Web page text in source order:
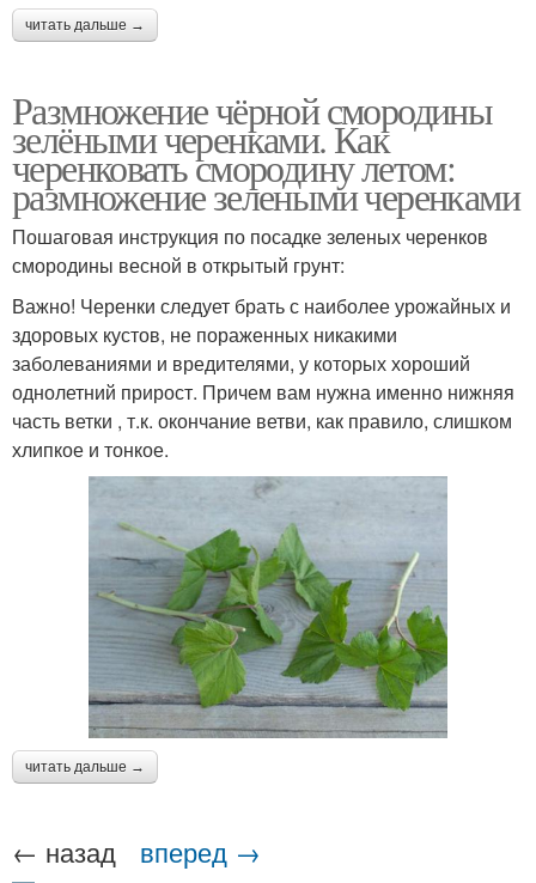
читать дальше →
Размножение чёрной смородины
зелёными черенками. Как
черенковать смородину летом:
размножение зелеными черенками
Пошаговая инструкция по посадке зеленых черенков
смородины весной в открытый грунт:
Важно! Черенки следует брать с наиболее урожайных и
здоровых кустов, не пораженных никакими
заболеваниями и вредителями, у которых хороший
однолетний прирост. Причем вам нужна именно нижняя
часть ветки , т.к. окончание ветви, как правило, слишком
хлипкое и тонкое.
читать дальше →
← назад вперед →